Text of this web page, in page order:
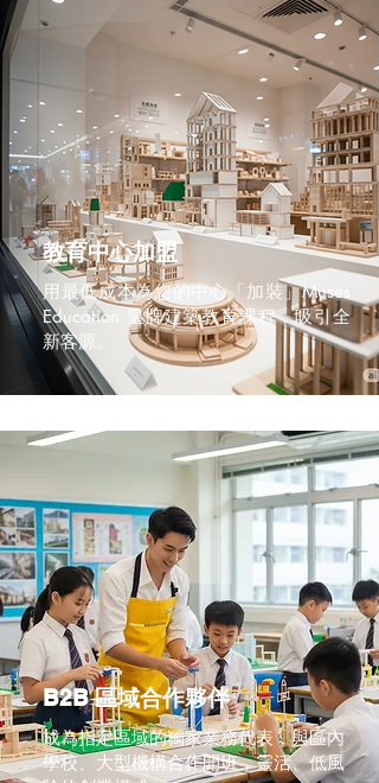
教育中心加盟
用最低成本為您的中心「加裝」Muses
Education 皇牌建築教育課程，吸引全
新客源。
B2B 區域合作夥伴
成為指定區域的獨家業務代表，與區內
學校、大型機構合作開班，靈活、低風